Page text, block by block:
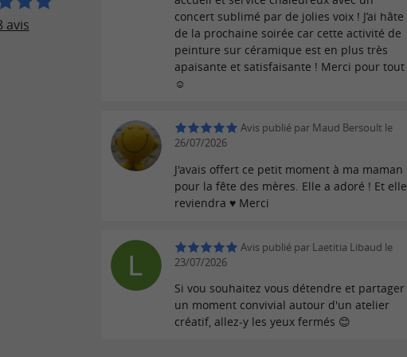
avis
concert sublimé par de jolies voix ! J’ai hâte
de la prochaine soirée car cette activité de
peinture sur céramique est en plus très
apaisante et satisfaisante ! Merci pour tout
☺️
Avis publié par Maud Bersoult le
26/07/2026
J'avais offert ce petit moment à ma maman
pour la fête des mères. Elle a adoré ! Et elle
reviendra ♥️ Merci
Avis publié par Laetitia Libaud le
23/07/2026
Si vou souhaitez vous détendre et partager
un moment convivial autour d'un atelier
créatif, allez-y les yeux fermés 😊